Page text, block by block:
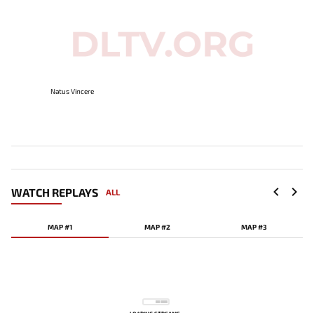
Natus Vincere
WATCH REPLAYS ALL
MAP #1 MAP #2 MAP #3